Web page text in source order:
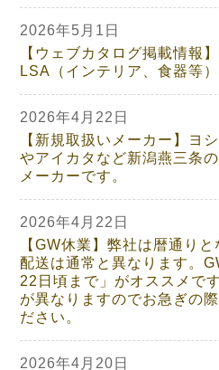
2026年5月1日
【ウェブカタログ掲載情報
LSA（インテリア、食器等）
2026年4月22日
【新規取扱いメーカー】ヨ
やアイカタなど新潟燕三条
メーカーです。
2026年4月22日
【GW休業】弊社は暦通り
配送は通常と異なります。
22日頃まで」がオススメで
が異なりますのでお急ぎの
ださい。
2026年4月20日